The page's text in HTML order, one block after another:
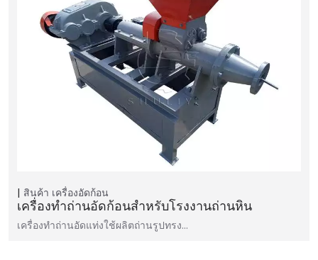
สินค้า เครื่องอัดก้อน
เครื่องทำถ่านอัดก้อนสำหรับโรงงานถ่านหิน
เครื่องทำถ่านอัดแท่งใช้ผลิตถ่านรูปทรง…